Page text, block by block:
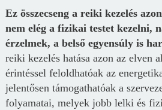
Ez összecseng a reiki kezelés
nem elég a fizikai testet kezelni,
érzelmek, a belső egyensúly is
reiki kezelés hatása azon az elven
érintéssel feloldhatóak az
jelentősen támogathatóak a
folyamatai, melyek jobb lelki és